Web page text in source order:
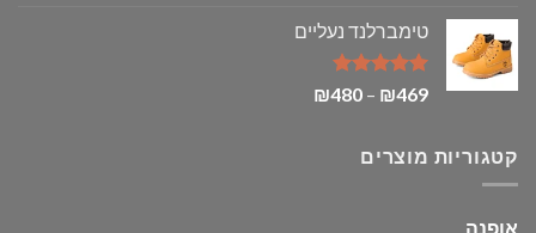
היה:
₪225.
הוא:
טימברלנד נעליים
דורג5.00₪469
–
₪480
קטגוריות מוצרים
אופנה